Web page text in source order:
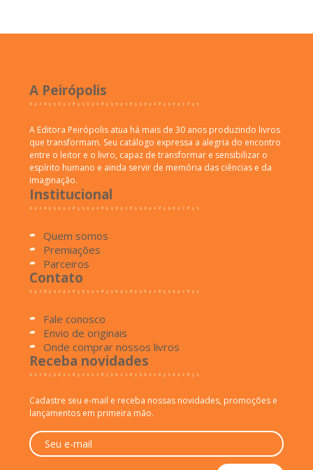
A Peirópolis
A Editora Peirópolis atua há mais de 30 anos produzindo livros
que transformam. Seu catálogo expressa a alegria do encontro
entre o leitor e o livro, capaz de transformar e sensibilizar o
espírito humano e ainda servir de memória das ciências e da
imaginação.
Institucional
Quem somos
Premiações
Parceiros
Contato
Fale conosco
Envio de originais
Onde comprar nossos livros
Receba novidades
Cadastre seu e-mail e receba nossas novidades, promoções e
lançamentos em primeira mão.